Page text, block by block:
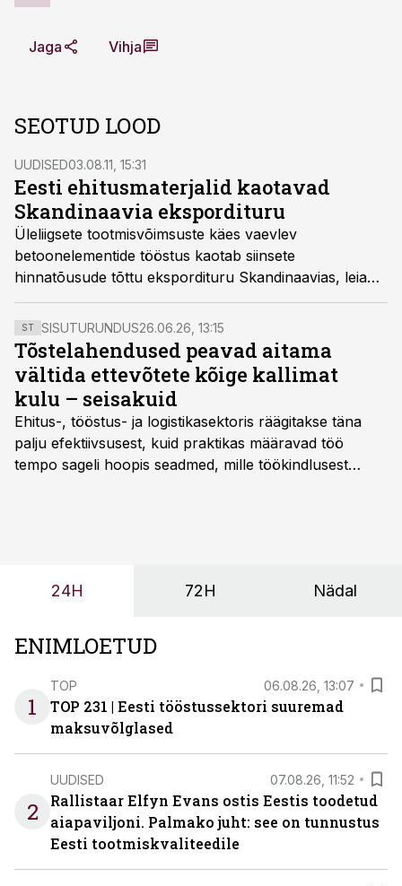
Jaga Vihja
SEOTUD LOOD
UUDISED03.08.11, 15:31
Eesti ehitusmaterjalid kaotavad
Skandinaavia ekspordituru
Üleliigsete tootmisvõimsuste käes vaevlev
betoonelementide tööstus kaotab siinsete
hinnatõusude tõttu ekspordituru Skandinaavias, leiab
Ehitusmaterjalide Tootjate Liidu tegevdirektor Enno
Rebane.
ST SISUTURUNDUS26.06.26, 13:15
Tõstelahendused peavad aitama
vältida ettevõtete kõige kallimat
kulu – seisakuid
Ehitus-, tööstus- ja logistikasektoris räägitakse täna
palju efektiivsusest, kuid praktikas määravad töö
tempo sageli hoopis seadmed, mille töökindlusest
24H 72H Nädal
ENIMLOETUD
1
TOP 06.08.26, 13:07
TOP 231 | Eesti tööstussektori suuremad
maksuvõlglased
2
UUDISED 07.08.26, 11:52
Rallistaar Elfyn Evans ostis Eestis toodetud
aiapaviljoni. Palmako juht: see on tunnustus
Eesti tootmiskvaliteedile